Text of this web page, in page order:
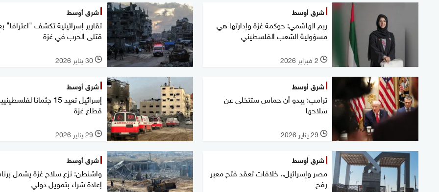
شرق أوسط
ريم الهاشمي: حوكمة غزة وإدارتها هي
مسؤولية الشعب الفلسطيني
l 2 فبراير 2026
شرق أوسط
تقارير إسرائيلية تكشف "اعترافا"
قتلى الحرب في غزة
l 30 يناير 2026
شرق أوسط
ترامب: يبدو أن حماس ستتخلى عن
سلاحها
l 29 يناير 2026
شرق أوسط
إسرائيل تعيد 15 جثمانا
قطاع غزة
l 29 يناير 2026
شرق أوسط
مصر وإسرائيل.. خلافات تعقد فتح معبر
رفح
شرق أوسط
واشنطن: نزع سلاح غزة يشمل
إعادة شراء بتمويل دولي